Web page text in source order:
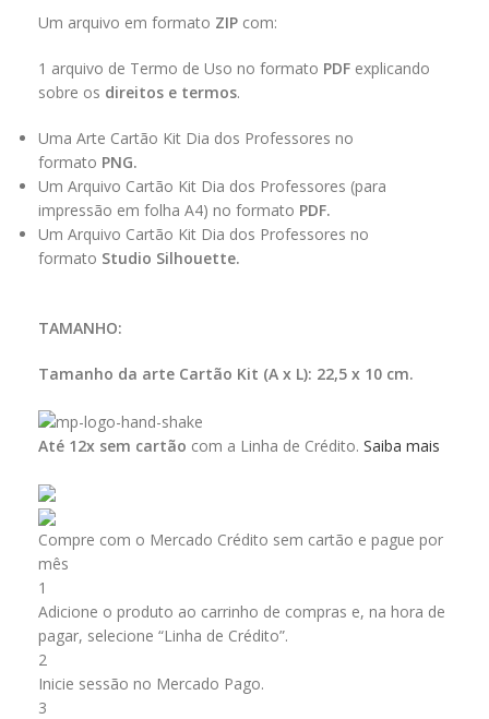
Um arquivo em formato ZIP com:
1 arquivo de Termo de Uso no formato PDF explicando
sobre os direitos e termos.
Uma Arte Cartão Kit Dia dos Professores no
formato PNG.
Um Arquivo Cartão Kit Dia dos Professores (para
impressão em folha A4) no formato PDF.
Um Arquivo Cartão Kit Dia dos Professores no
formato Studio Silhouette.​
TAMANHO:
Tamanho da arte Cartão Kit (A x L): 22,5 x 10 cm.
Até 12x sem cartão com a Linha de Crédito. Saiba mais
Compre com o Mercado Crédito sem cartão e pague por
mês
1
Adicione o produto ao carrinho de compras e, na hora de
pagar, selecione “Linha de Crédito”.
2
Inicie sessão no Mercado Pago.
3